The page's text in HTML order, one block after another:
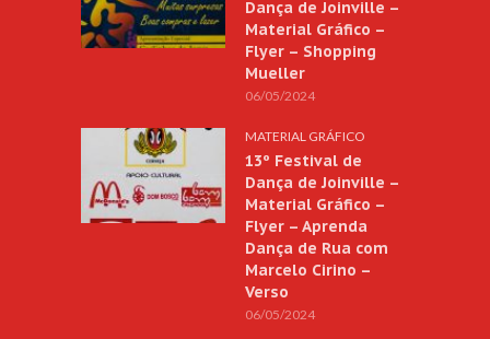
Dança de Joinville –
Material Gráfico –
Flyer – Shopping
Mueller
06/05/2024
MATERIAL GRÁFICO
13º Festival de
Dança de Joinville –
Material Gráfico –
Flyer – Aprenda
Dança de Rua com
Marcelo Cirino –
Verso
06/05/2024